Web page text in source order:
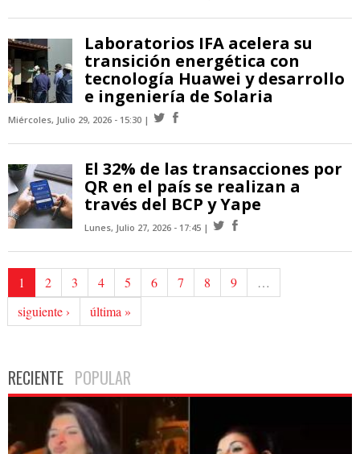
Laboratorios IFA acelera su
transición energética con
tecnología Huawei y desarrollo
e ingeniería de Solaria
Miércoles, Julio 29, 2026 - 15:30
El 32% de las transacciones por
QR en el país se realizan a
través del BCP y Yape
Lunes, Julio 27, 2026 - 17:45
1 2 3 4 5 6 7 8 9
…
siguiente ›
última »
RECIENTE POPULAR